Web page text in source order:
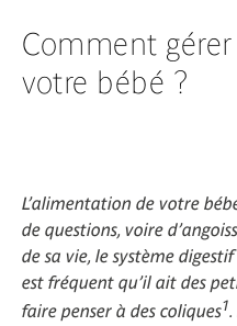
Comment
votre bébé ?
L’alimentation de votre
de questions, voire
de sa vie, le système
est fréquent qu’il ait des
faire penser à des coliques1.